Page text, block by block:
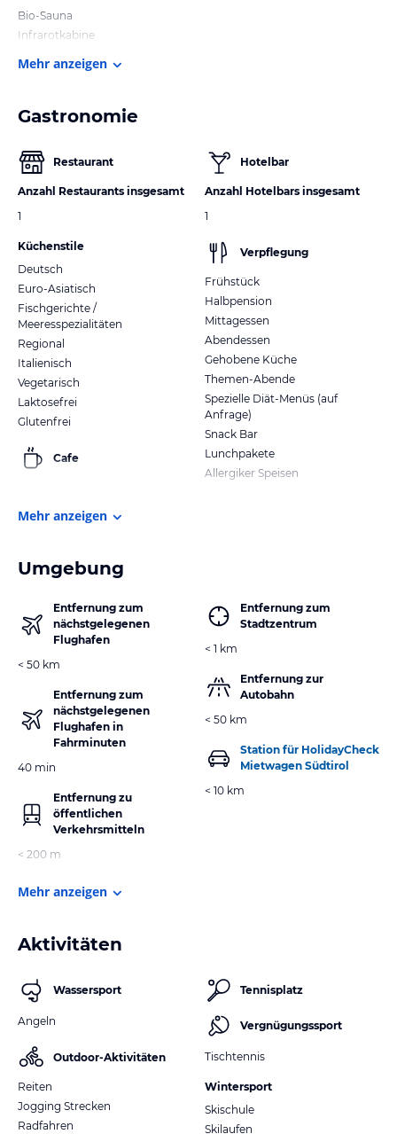
Bio-Sauna
Infrarotkabine
Mehr anzeigen
Gastronomie
Restaurant
Anzahl Restaurants insgesamt
1
Küchenstile
Deutsch
Euro-Asiatisch
Fischgerichte /
Meeresspezialitäten
Regional
Italienisch
Vegetarisch
Laktosefrei
Glutenfrei
Cafe
Hotelbar
Anzahl Hotelbars insgesamt
1
Verpflegung
Frühstück
Halbpension
Mittagessen
Abendessen
Gehobene Küche
Themen-Abende
Spezielle Diät-Menüs (auf
Anfrage)
Snack Bar
Lunchpakete
Allergiker Speisen
Mehr anzeigen
Umgebung
Entfernung zum
nächstgelegenen
Flughafen
< 50 km
Entfernung zum
nächstgelegenen
Flughafen in
Fahrminuten
40 min
Entfernung zu
öffentlichen
Verkehrsmitteln
< 200 m
Entfernung zum
Stadtzentrum
< 1 km
Entfernung zur
Autobahn
< 50 km
Station für HolidayCheck
Mietwagen Südtirol
< 10 km
Mehr anzeigen
Aktivitäten
Wassersport
Angeln
Outdoor-Aktivitäten
Reiten
Jogging Strecken
Radfahren
Tennisplatz
Vergnügungssport
Tischtennis
Wintersport
Skischule
Skilaufen